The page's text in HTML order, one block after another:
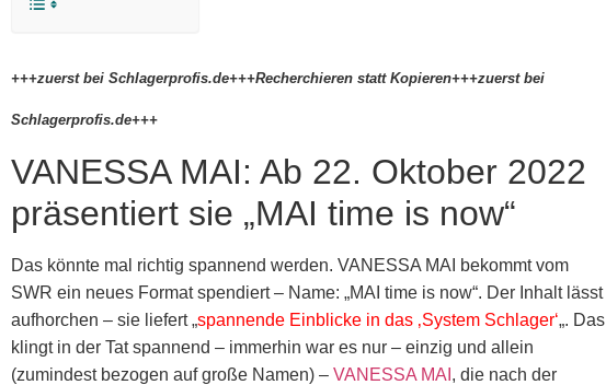
+++zuerst bei Schlagerprofis.de+++Recherchieren statt Kopieren+++zuerst bei
Schlagerprofis.de+++
VANESSA MAI: Ab 22. Oktober 2022
präsentiert sie „MAI time is now“
Das könnte mal richtig spannend werden. VANESSA MAI bekommt vom
SWR ein neues Format spendiert – Name: „MAI time is now“. Der Inhalt lässt
aufhorchen – sie liefert „spannende Einblicke in das ‚System Schlager‘„. Das
klingt in der Tat spannend – immerhin war es nur – einzig und allein
(zumindest bezogen auf große Namen) – VANESSA MAI , die nach der